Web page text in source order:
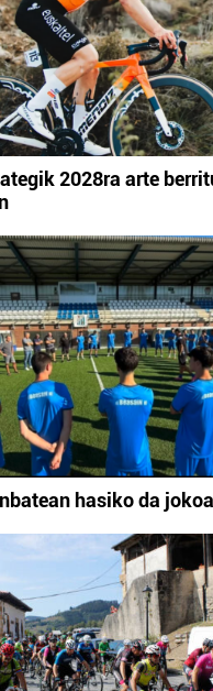
2028ra arte
hasiko da